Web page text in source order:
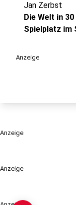
Anzeige
Jan Zerbst
Die Welt in
Spielplatz im
Anzeige
Anzeige